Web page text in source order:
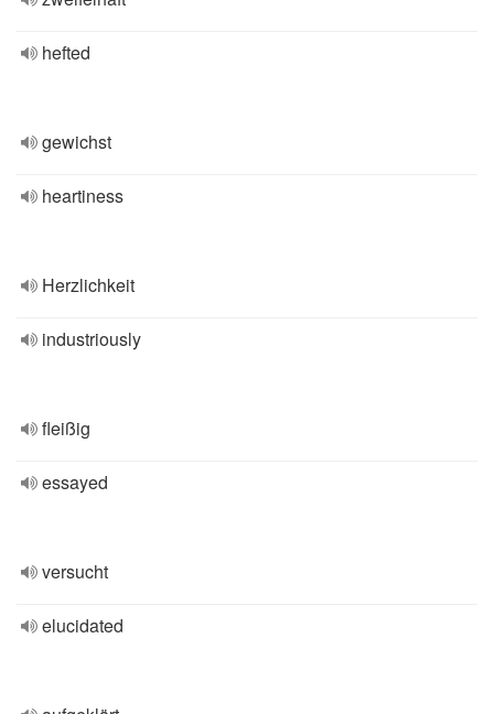
hefted
gewichst
heartiness
Herzlichkeit
industriously
fleißig
essayed
versucht
elucidated